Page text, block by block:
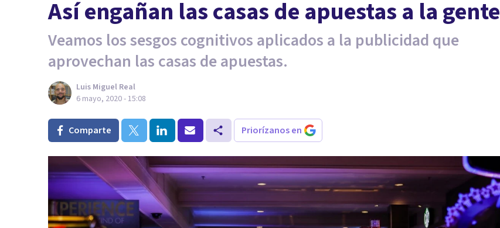
Así engañan las casas de apuestas a la gente
Veamos los sesgos cognitivos aplicados a la publicidad que
aprovechan las casas de apuestas.
Luis Miguel Real
6 mayo, 2020 - 15:08
Comparte Priorízanos en